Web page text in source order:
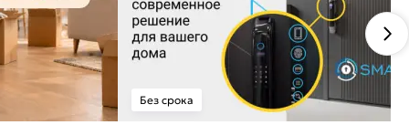
Без срока